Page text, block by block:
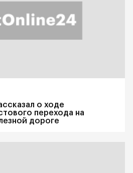
о ходе
перехода на
дороге